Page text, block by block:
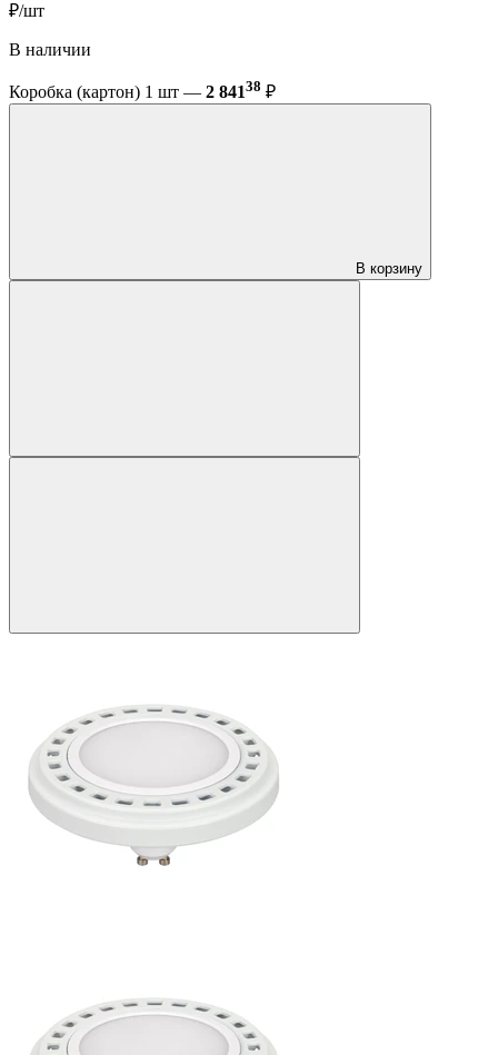
₽/шт
В наличии
Коробка (картон) 1 шт — 2 84138 ₽
В корзину